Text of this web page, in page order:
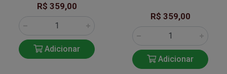
R$ 359,00
Adicionar
R$ 359,00
Adicionar